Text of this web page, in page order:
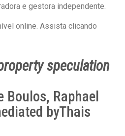
e gestora independente.
online. Assista clicando
speculation
Boulos, Raphael
byThais